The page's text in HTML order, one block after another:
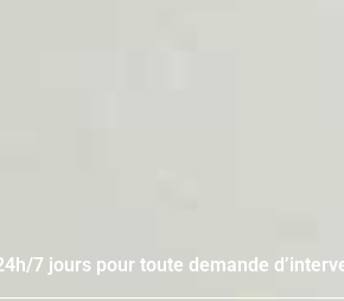
7 jours pour toute demande